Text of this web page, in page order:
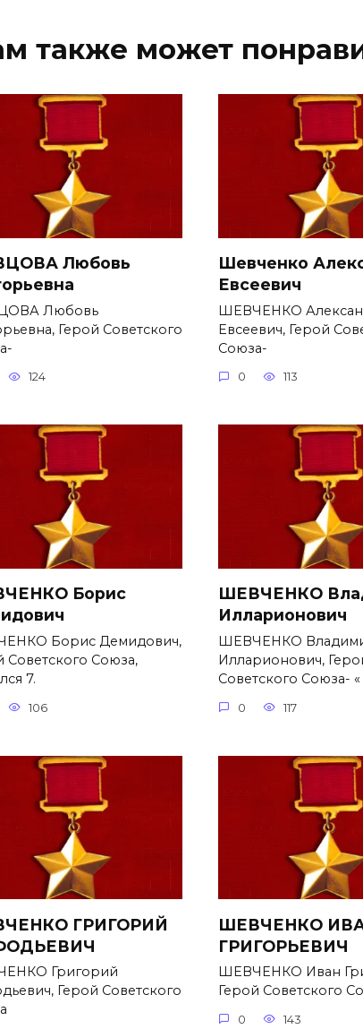
также может
Любовь
Любовь
Герой Советского
124
Шевченко
Евсеевич
ШЕВЧЕНКО
Евсеевич, Герой
Союза-
0 113
Борис
Борис Демидович,
Советского Союза,
7.
106
ШЕВЧЕНКО
Илларионович
ШЕВЧЕНКО
Илларионович,
Советского Союза- «
0 117
ГРИГОРИЙ
Григорий
Герой Советского
ШЕВЧЕНКО
ГРИГОРЬЕВИЧ
ШЕВЧЕНКО Иван
Герой Советского
0 143